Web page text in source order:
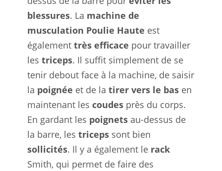
blessures. La machine de
musculation Poulie Haute est
également très efficace pour travailler
les triceps. Il suffit simplement de se
tenir debout face à la machine, de saisir
la poignée et de la tirer vers le bas en
maintenant les coudes près du corps.
En gardant les poignets au-dessus de
la barre, les triceps sont bien
sollicités. Il y a également le rack
Smith, qui permet de faire des